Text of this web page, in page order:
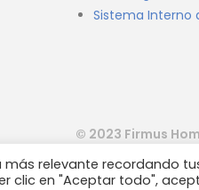
Sistema Interno
© 2023 Firmus
relevante recordando
clic en "Aceptar todo",